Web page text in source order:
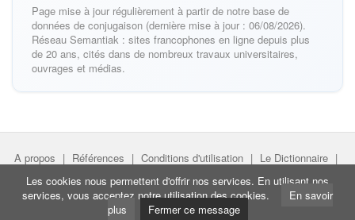
Page mise à jour régulièrement à partir de notre base de
données de conjugaison (dernière mise à jour : 06/08/2026).
Réseau Semantiak : sites francophones en ligne depuis plus
de 20 ans, cités dans de nombreux travaux universitaires,
ouvrages et médias.
A propos | Références | Conditions d'utilisation | Le Dictionnaire |
Faire un lien | Liens utiles
Directeur de projet :Nicolas Belotti- Copyright © Semantiak.com
Les cookies nous permettent d'offrir nos services. En utilisant nos
services, vous acceptez notre utilisation des cookies.
En savoir
plus
Fermer ce message